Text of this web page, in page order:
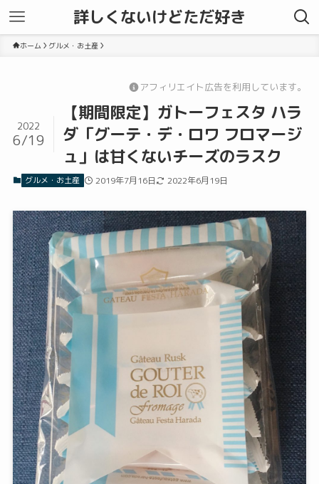
詳しくないけどただ好き
ホーム グルメ・お土産
アフィリエイト広告を利用しています。
【期間限定】ガトーフェスタ ハラ
ダ「グーテ・デ・ロワ フロマージ
ュ」は甘くないチーズのラスク
2022
6/19
グルメ・お土産 2019年7月16日 2022年6月19日